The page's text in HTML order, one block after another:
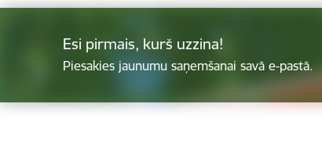
Esi pirmais, kurš uzzina!
Piesakies jaunumu saņemšanai savā e-pastā.